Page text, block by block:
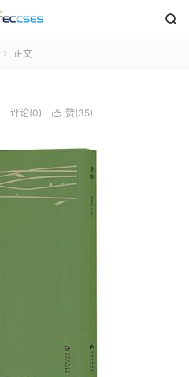

 正文
评论(0)  赞(35)